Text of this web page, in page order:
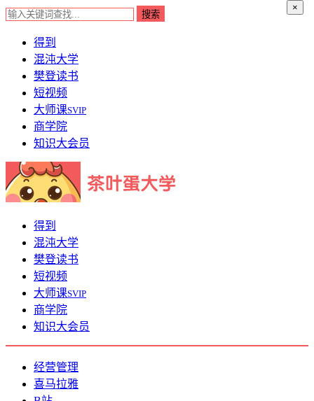
×
得到
混沌大学
樊登读书
短视频
大师课SVIP
商学院
知识大会员
得到
混沌大学
樊登读书
短视频
大师课SVIP
商学院
知识大会员
经营管理
喜马拉雅